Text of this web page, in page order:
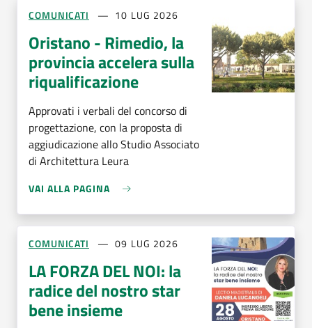
COMUNICATI 10 LUG 2026
Oristano - Rimedio, la
provincia accelera sulla
riqualificazione
Approvati i verbali del concorso di
progettazione, con la proposta di
aggiudicazione allo Studio Associato
di Architettura Leura
VAI ALLA PAGINA
COMUNICATI 09 LUG 2026
LA FORZA DEL NOI: la
radice del nostro star
bene insieme